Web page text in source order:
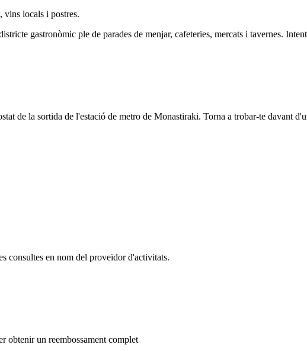
vins locals i postres.
gastronòmic ple de parades de menjar, cafeteries, mercats i tavernes.
de la sortida de l'estació de metro de Monastiraki. Torna a trobar-te davant
consultes en nom del proveïdor d'activitats.
obtenir un reembossament complet